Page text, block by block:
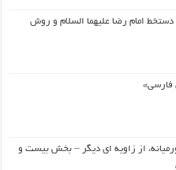
دستخط امام رضا علیهما السلام و روش
فارسی»
از زاویه ای دیگر – بخش بیست و